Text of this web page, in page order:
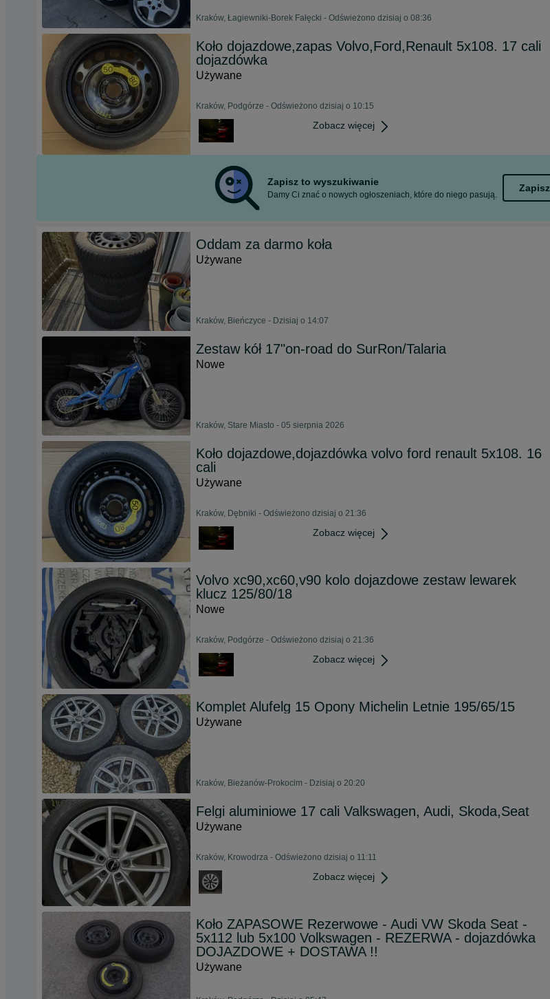
Kraków, Łagiewniki-Borek Fałęcki - Odświeżono dzisiaj o 08:36
Koło dojazdowe,zapas Volvo,Ford,Renault 5x108. 17 cali
dojazdówka
Używane
Kraków, Podgórze - Odświeżono dzisiaj o 10:15
Zobacz więcej
Zapisz to wyszukiwanie
Damy Ci znać o nowych ogłoszeniach, które do niego pasują.
Zapisz
Oddam za darmo koła
Używane
Kraków, Bieńczyce - Dzisiaj o 14:07
Zestaw kół 17"on-road do SurRon/Talaria
Nowe
Kraków, Stare Miasto - 05 sierpnia 2026
Koło dojazdowe,dojazdówka volvo ford renault 5x108. 16
cali
Używane
Kraków, Dębniki - Odświeżono dzisiaj o 21:36
Zobacz więcej
Volvo xc90,xc60,v90 kolo dojazdowe zestaw lewarek
klucz 125/80/18
Nowe
Kraków, Podgórze - Odświeżono dzisiaj o 21:36
Zobacz więcej
Komplet Alufelg 15 Opony Michelin Letnie 195/65/15
Używane
Kraków, Bieżanów-Prokocim - Dzisiaj o 20:20
Felgi aluminiowe 17 cali Valkswagen, Audi, Skoda,Seat
Używane
Kraków, Krowodrza - Odświeżono dzisiaj o 11:11
Zobacz więcej
Koło ZAPASOWE Rezerwowe - Audi VW Skoda Seat -
5x112 lub 5x100 Volkswagen - REZERWA - dojazdówka
DOJAZDOWE + DOSTAWA !!
Używane